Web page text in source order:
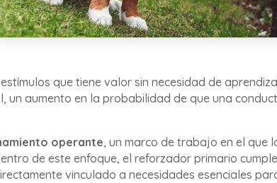
que tiene valor sin necesidad de
aumento en la probabilidad de que una
operante, un marco de trabajo en el que
de este enfoque, el reforzador primario
vinculado a necesidades esenciales